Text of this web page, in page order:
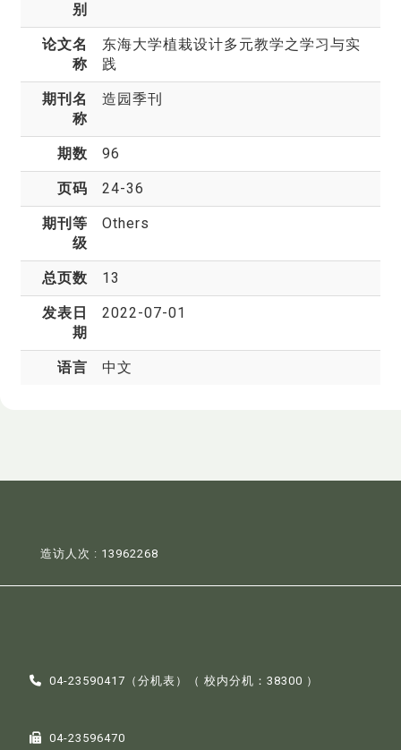
别
论文名
称
东海大学植栽设计多元教学之学习与实
践
期刊名
称
造园季刊
期数 96
页码 24-36
期刊等
级
Others
总页数 13
发表日
期
2022-07-01
语言 中文
造访人次 : 13962268
04-23590417（分机表 ）（ 校内分机：38300 ）
04-23596470